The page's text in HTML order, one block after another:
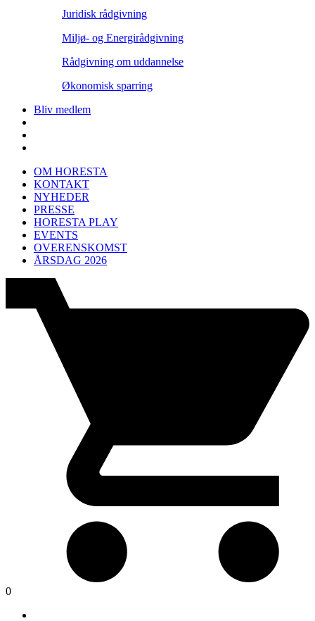
Juridisk rådgivning
Miljø- og Energirådgivning
Rådgivning om uddannelse
Økonomisk sparring
Bliv medlem
OM HORESTA
KONTAKT
NYHEDER
PRESSE
HORESTA PLAY
EVENTS
OVERENSKOMST
ÅRSDAG 2026
0